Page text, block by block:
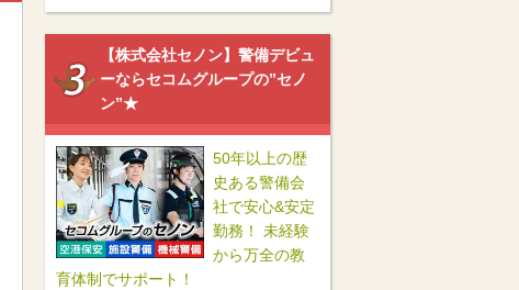
【株式会社セノン】警備デビュ
ーならセコムグループの”セノ
ン”★
50年以上の歴
史ある警備会
社で安心&安定
勤務！ 未経験
から万全の教
育体制でサポート！